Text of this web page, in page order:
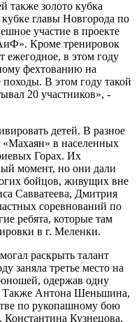
также золото кубка
главы Новгорода по
участие в проекте
Кроме тренировок
ежегодное, в этом году
фехтованию на
походы. В этом году такой
20 участников», -
детей. В разное
в населенных
Горах. Их
момент, но они дали
бойцов, живущих вне
Савватеева, Дмитрия
соревнований по
ребята, которые там
в г. Меленки.
раскрыть талант
заняла третье место на
одержав одну
Также Антона Шеньшина,
по рукопашному бою
Кузнецова,